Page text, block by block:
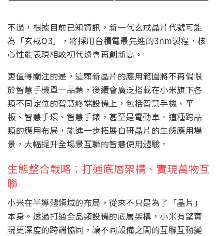
不過，根據目前已知資訊，新一代玄戒晶片代號可能
為「玄戒O3」，將採用台積電最先進的3nm製程，核
心性能表現相較初代還會再創新高。
更值得關注的是，這顆新晶片的應用範圍將不再侷限
於智慧手機單一品類，後續會廣泛搭載在小米旗下各
類不同定位的智慧終端設備上，包括智慧手機、平
板、智慧手環、智慧手錶，甚至是電動車。這種跨品
類的應用布局，能進一步拓展自研晶片的生態應用場
景，大幅提升全場景互聯的智慧使用體驗。
生態整合戰略：打通底層架構、實現萬物互
聯
小米在半導體領域的布局，從來不只是為了「晶片」
本身。透過打通全品類設備的底層架構，小米有望實
現更深度的跨端協同，讓不同設備之間的互聯互動變